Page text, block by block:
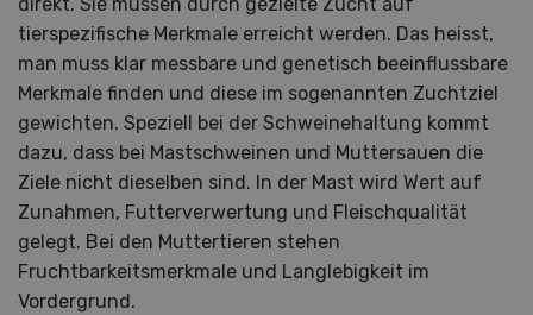
tierspezifische Merkmale erreicht werden. Das heisst,
man muss klar messbare und genetisch beeinflussbare
Merkmale finden und diese im sogenannten Zuchtziel
gewichten. Speziell bei der Schweinehaltung kommt
dazu, dass bei Mastschweinen und Muttersauen die
Ziele nicht dieselben sind. In der Mast wird Wert auf
Zunahmen, Futterverwertung und Fleischqualität
gelegt. Bei den Muttertieren stehen
Fruchtbarkeitsmerkmale und Langlebigkeit im
Vordergrund.